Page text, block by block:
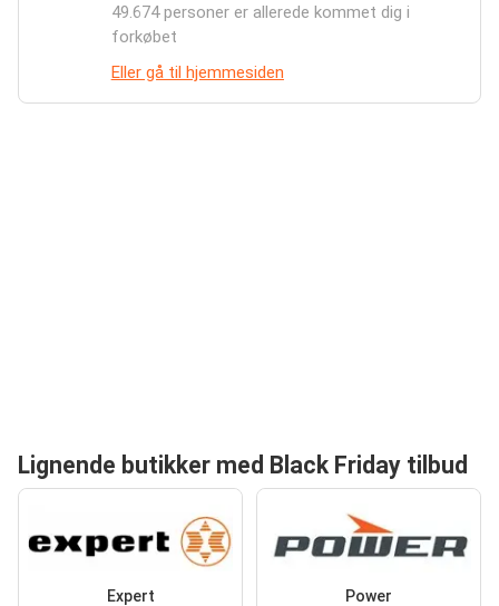
49.674 personer er allerede kommet dig i
forkøbet
Eller gå til hjemmesiden
Lignende butikker med Black Friday tilbud
Expert Power